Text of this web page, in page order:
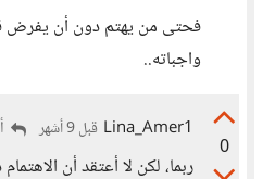
فحتى من يهتم دون أن يفرض
واجباته..
0
Lina_Amer1 قبل 9 أشهر
ربما، لكن لا أعتقد أن